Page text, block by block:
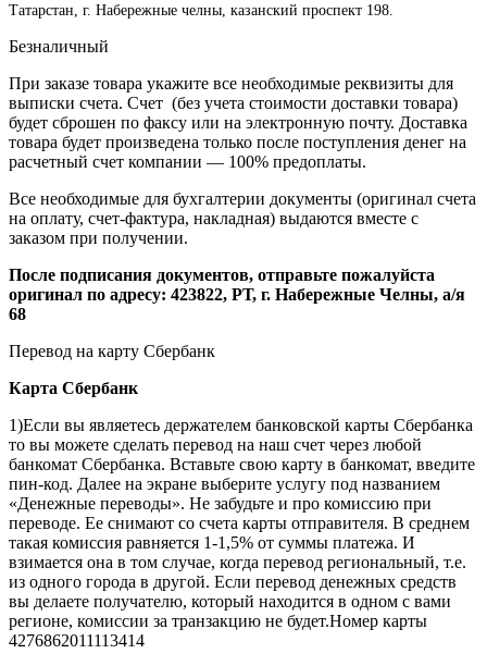
Татарстан, г. Набережные челны, казанский проспект 198.
Безналичный
При заказе товара укажите все необходимые реквизиты для
выписки счета. Счет (без учета стоимости доставки товара)
будет сброшен по факсу или на электронную почту. Доставка
товара будет произведена только после поступления денег на
расчетный счет компании — 100% предоплаты.
Все необходимые для бухгалтерии документы (оригинал счета
на оплату, счет-фактура, накладная) выдаются вместе с
заказом при получении.
После подписания документов, отправьте пожалуйста
оригинал по адресу: 423822, РТ, г. Набережные Челны, а/я
68
Перевод на карту Сбербанк
Карта Сбербанк
1)Если вы являетесь держателем банковской карты Сбербанка
то вы можете сделать перевод на наш счет через любой
банкомат Сбербанка. Вставьте свою карту в банкомат, введите
пин-код. Далее на экране выберите услугу под названием
«Денежные переводы». Не забудьте и про комиссию при
переводе. Ее снимают со счета карты отправителя. В среднем
такая комиссия равняется 1-1,5% от суммы платежа. И
взимается она в том случае, когда перевод региональный, т.е.
из одного города в другой. Если перевод денежных средств
вы делаете получателю, который находится в одном с вами
регионе, комиссии за транзакцию не будет.Номер карты
4276862011113414